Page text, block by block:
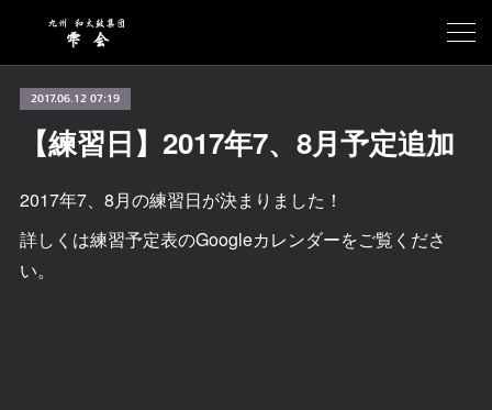
2017.06.12 07:19
【練習日】2017年7、8月予定追加
2017年7、8月の練習日が決まりました！
詳しくは練習予定表のGoogleカレンダーをご覧くださ
い。